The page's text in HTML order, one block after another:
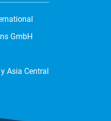
GmbH
Asia Central